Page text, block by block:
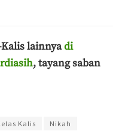
lainnyadi
, tayang saban
Kalis
Nikah